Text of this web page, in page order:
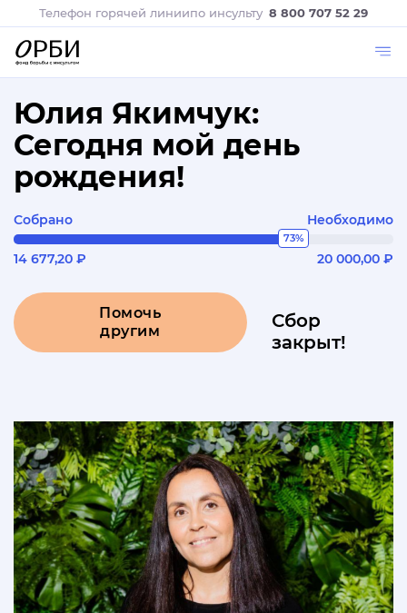
Телефон горячей линиипо инсульту 8 800 707 52 29
Юлия Якимчук:
Сегодня мой день
рождения!
Собрано Необходимо
73%
14 677,20 ₽ 20 000,00 ₽
Помочь
другим
Сбор
закрыт!